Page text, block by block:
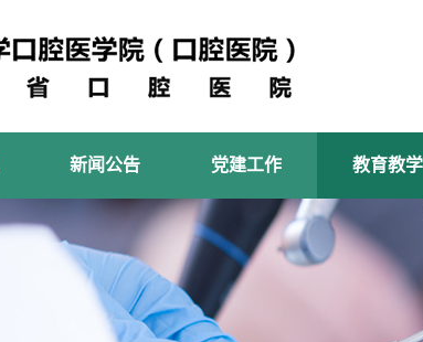
新闻公告 党建工作 教育教学